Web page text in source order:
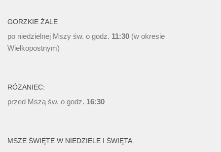
GORZKIE ŻALE
po niedzielnej Mszy św. o godz. 11:30 (w okresie
Wielkopostnym)
RÓŻANIEC:
przed Mszą św. o godz. 16:30
MSZE ŚWIĘTE W NIEDZIELE I ŚWIĘTA: